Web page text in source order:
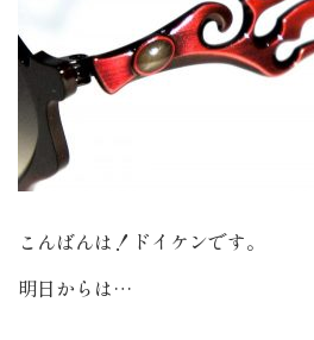
こんばんは！ドイケンです。
明日からは…